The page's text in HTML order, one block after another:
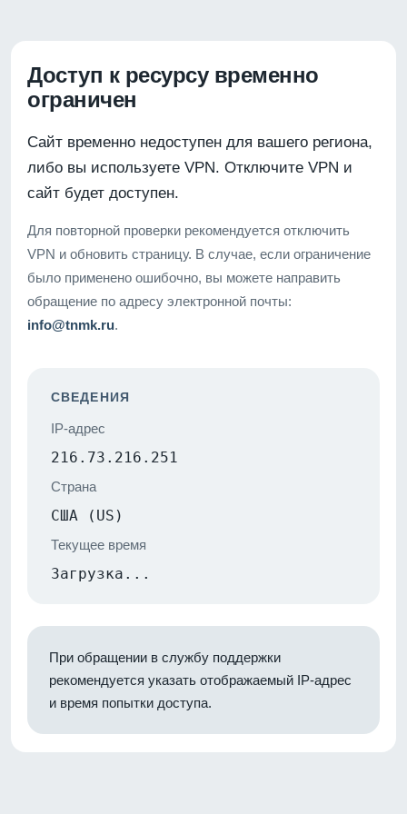
Доступ к ресурсу временно
ограничен
Сайт временно недоступен для вашего региона,
либо вы используете VPN. Отключите VPN и
сайт будет доступен.
Для повторной проверки рекомендуется отключить
VPN и обновить страницу. В случае, если ограничение
было применено ошибочно, вы можете направить
обращение по адресу электронной почты:
info@tnmk.ru.
СВЕДЕНИЯ
IP-адрес
216.73.216.251
Страна
США (US)
Текущее время
Загрузка...
При обращении в службу поддержки
рекомендуется указать отображаемый IP-адрес
и время попытки доступа.